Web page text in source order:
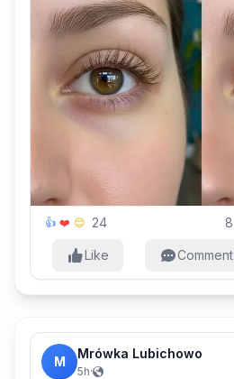
👍 ❤️ 😊 24 8
Like Comment
M
Mrówka Lubichowo
5h·